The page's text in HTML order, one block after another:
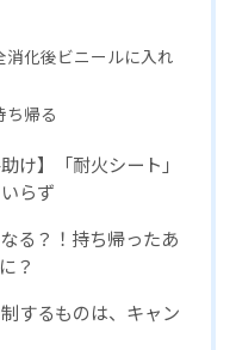
化後ビニールに入れ
帰る
け】「耐火シート」
らず
る？！持ち帰ったあ
？
するものは、キャン